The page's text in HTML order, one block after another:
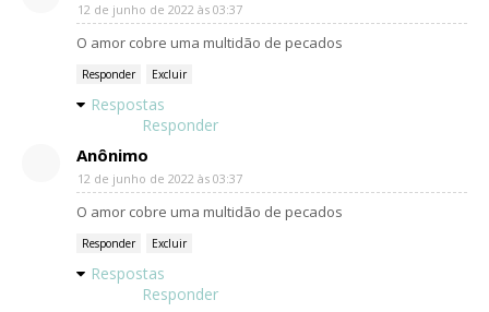
12 de junho de 2022 às 03:37
O amor cobre uma multidão de pecados
Responder Excluir
Respostas
Responder
Anônimo
12 de junho de 2022 às 03:37
O amor cobre uma multidão de pecados
Responder Excluir
Respostas
Responder